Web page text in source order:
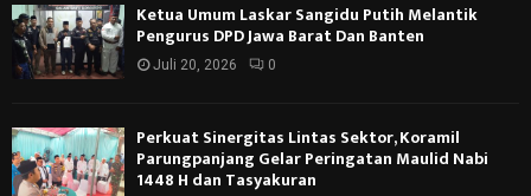
Ketua Umum Laskar Sangidu Putih Melantik
Pengurus DPD Jawa Barat Dan Banten
Juli 20, 2026 0
Perkuat Sinergitas Lintas Sektor, Koramil
Parungpanjang Gelar Peringatan Maulid Nabi
1448 H dan Tasyakuran